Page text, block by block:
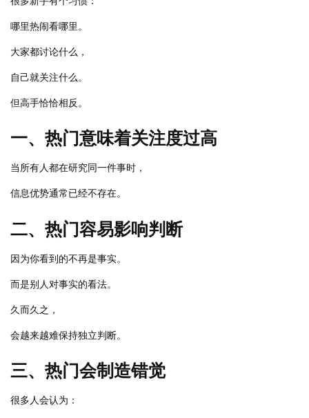
哪里热闹看哪里。
大家都讨论什么，
自己就关注什么。
但高手恰恰相反。
一、热门意味着关注度过高
当所有人都在研究同一件事时，
信息优势通常已经不存在。
二、热门容易影响判断
因为你看到的不再是事实。
而是别人对事实的看法。
久而久之，
会越来越难保持独立判断。
三、热门会制造错觉
很多人会认为：